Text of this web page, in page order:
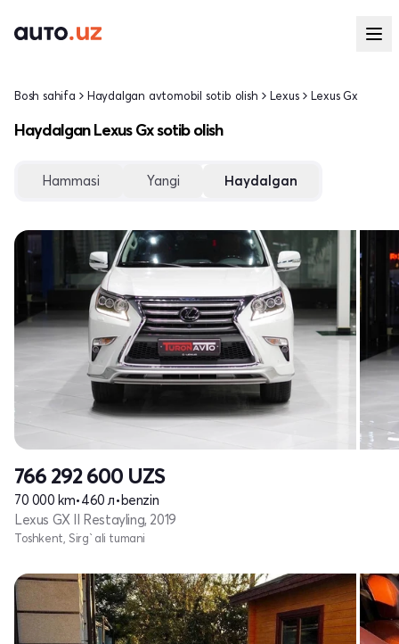
Bosh sahifa Haydalgan avtomobil sotib olish Lexus Lexus Gx
Haydalgan Lexus Gx sotib olish
Hammasi Yangi Haydalgan
766 292 600 UZS
70 000 km•460 л•benzin
Lexus GX II Restayling, 2019
Toshkent, Sirg`ali tumani